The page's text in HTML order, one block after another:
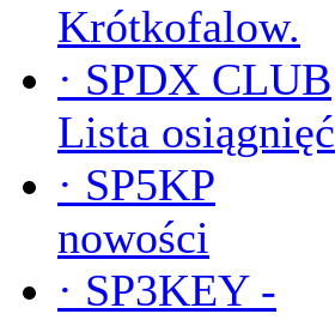
Krótkofalow.
· SPDX CLUB
Lista osiągnięć
· SP5KP
nowości
· SP3KEY -